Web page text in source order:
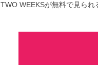
TWO WEEKSが無料で見られ